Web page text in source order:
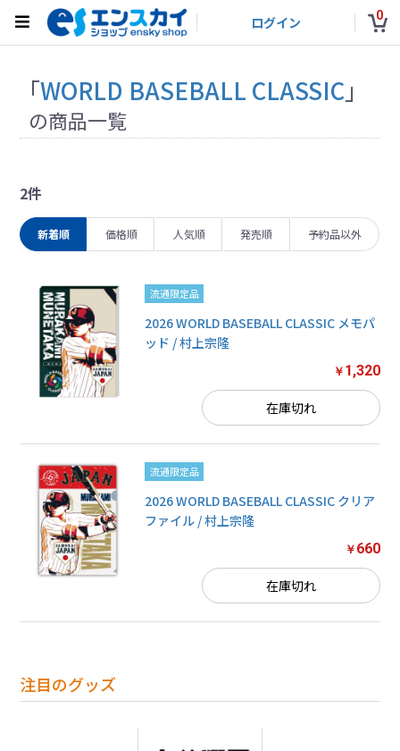
ログイン 0
注目のグッズ
「WORLD BASEBALL CLASSIC」
の商品一覧
2件
新着順 価格順 人気順 発売順 予約品以外
流通限定品
2026 WORLD BASEBALL CLASSIC メモパ
ッド / 村上宗隆
￥ 1,320
在庫切れ
流通限定品
2026 WORLD BASEBALL CLASSIC クリア
ファイル / 村上宗隆
￥ 660
在庫切れ